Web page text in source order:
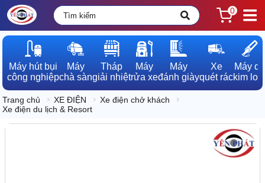
0
Máy hút bụi
công nghiệp
Máy
chà sàn
Tháp
giải nhiệt
Máy
rửa xe
Máy
đánh giày
Xe
quét rác
Máy dò
kim loại
Trang chủ XE ĐIỆN
Xe điện chở khách
Xe điện du lịch & Resort